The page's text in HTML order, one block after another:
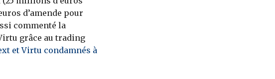
d’amende pour
commenté la
grâce au trading
et Virtu condamnés à